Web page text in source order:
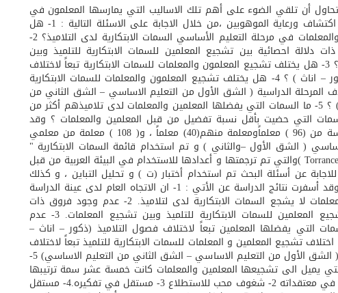
أن تلقي الضوء على أهم تلك الاساليب التي يمارسها المعلمون في
ليبيا وتحول دون اكتشاف ورعاية الموهوبين ،من خلال الاجابة على الاسئلة التالية : 1- هل
يشجع المعلمون والمعلمات في مرحلة التعليم الأساسي السمات الابتكارية لدى التلاميذ؟ 2-
دلالة احصائية بين تشجيع المعلمين للسمات الابتكارية للتلميذ وبين
تشجيع المعلمات ؟ 3- هل يختلف تشجيع المعلمون والمعلمات للسمات الابتكارية تبعاً لاختلاف
جنس التلميذ (ذكور – اناث ) ؟ 4- هل يختلف تشجيع المعلمون والمعلمات للسمات الابتكارية
المرحلة الدراسية ( الشق الأول من التعليم الاساسي – الشق الثاني من
التعليم الاساسي) ؟ 5- ما السمات التي يفضلها المعلمين والمعلمات لدى تلاميذهم أكثر من
6- ما السمات التي حضيت بأقل نسبة تفضيل من قبل المعلمين والمعلمات ؟ وقد
تكونت عينة الدراسة من (96 ) معلماًومعلمة منهم(40) معلماً ، و( 108 ) معلمة من معلمي
( الشق الأول –والثاني ) و تم استخدام قائمة السمات الابتكارية "
لتورنس ( Torrancem,1965 )والتي تم ترجمتها و أعدادها للاستخدام في البيئة العربية من قبل
عن أسئلة البحث تم استخدام أختبار (ت ) و تحليل التباين ، و كذلك
النسب المئوية . وقد أسفرت نتائج الدراسة عن الأتي : 1- ان الاتجاه العام لدى عينة الدراسة
من المعلمين والمعلمات لا يشجع السمات الابتكارية لدى لتلاميذ. 2- عدم وجود فروق ذات
دلالة إحصائية تشجيع المعلمين للسمات الابتكارية للتلميذ وبين تشجيع المعلمات. 3- عدم
التي يفضلها المعلمين تبعاً لاختلاف فصول التلاميذ (ذكور – اناث –
. 4- عدم اختلاف تشجيع المعلمين و المعلمات للسمات الابتكارية للتلميذ تبعاً لاختلاف
المرحلة الدراسية ( الشق الأول من التعليم الاساسي – الشق الثاني من التعليم الاساسي) 5-
يميل الى تشجيعها المعلمين والمعلمات كانت خمسة عشر سمة ترتيبها
كالتالي : 1- قوي في معتقداته 2- شغوف محب للاستطلاع 3- مستقل في تفكيره.4- مستقل